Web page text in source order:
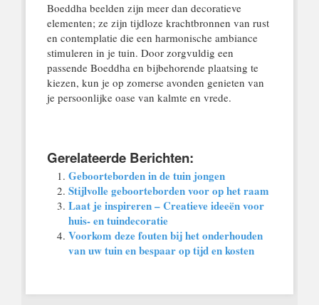
Boeddha beelden zijn meer dan decoratieve
elementen; ze zijn tijdloze krachtbronnen van rust
en contemplatie die een harmonische ambiance
stimuleren in je tuin. Door zorgvuldig een
passende Boeddha en bijbehorende plaatsing te
kiezen, kun je op zomerse avonden genieten van
je persoonlijke oase van kalmte en vrede.
Gerelateerde Berichten:
Geboorteborden in de tuin jongen
Stijlvolle geboorteborden voor op het raam
Laat je inspireren – Creatieve ideeën voor
huis- en tuindecoratie
Voorkom deze fouten bij het onderhouden
van uw tuin en bespaar op tijd en kosten